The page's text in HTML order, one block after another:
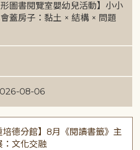
形圖書閱覽室嬰幼兒活動】小小
蓋房子：黏土 × 結構 × 問題
08-06
培德分館】8月《閱讀書籤》主
：文化交融